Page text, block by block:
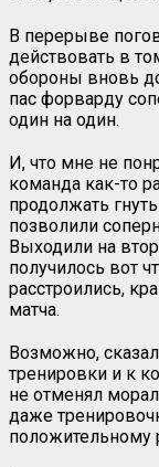
В перерыве
действовать в
обороны вновь
пас форварду
один на один.
И, что мне не
команда как-то
продолжать
позволили
Выходили на
получилось вот
расстроились,
матча.
Возможно,
тренировки и к
не отменял
даже
положительному